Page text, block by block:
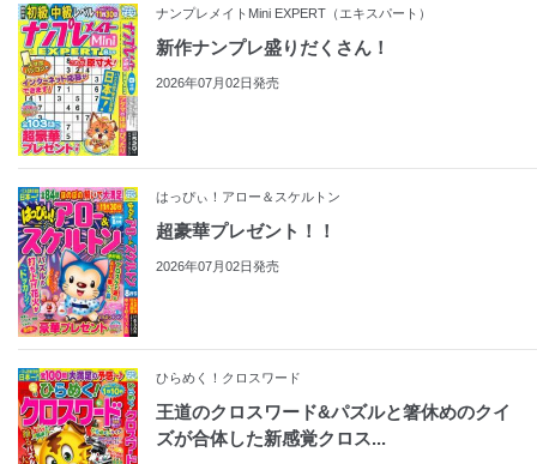
ナンプレメイトMini EXPERT（エキスパート）
新作ナンプレ盛りだくさん！
2026年07月02日発売
はっぴぃ！アロー＆スケルトン
超豪華プレゼント！！
2026年07月02日発売
ひらめく！クロスワード
王道のクロスワード&パズルと箸休めのクイ
ズが合体した新感覚クロス...